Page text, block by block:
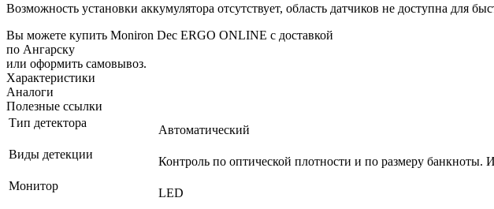
Возможность установки аккумулятора отсутствует, область датчиков не доступна для
Вы можете купить Moniron Dec ERGO ONLINE с доставкой
по Ангарску
или оформить самовывоз.
Характеристики
Аналоги
Полезные ссылки
Тип детектора
Автоматический
Виды детекции
Контроль по оптической плотности и по размеру
Монитор
LED